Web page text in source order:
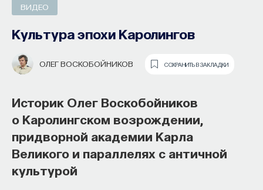
ВИДЕО
Культура эпохи Каролингов
ОЛЕГ ВОСКОБОЙНИКОВ СОХРАНИТЬ В ЗАКЛАДКИ
Историк Олег Воскобойников
о Каролингском возрождении,
придворной академии Карла
Великого и параллелях с античной
культурой
Как философия помогает составлять
собственное мнение
о происходящем в мире?